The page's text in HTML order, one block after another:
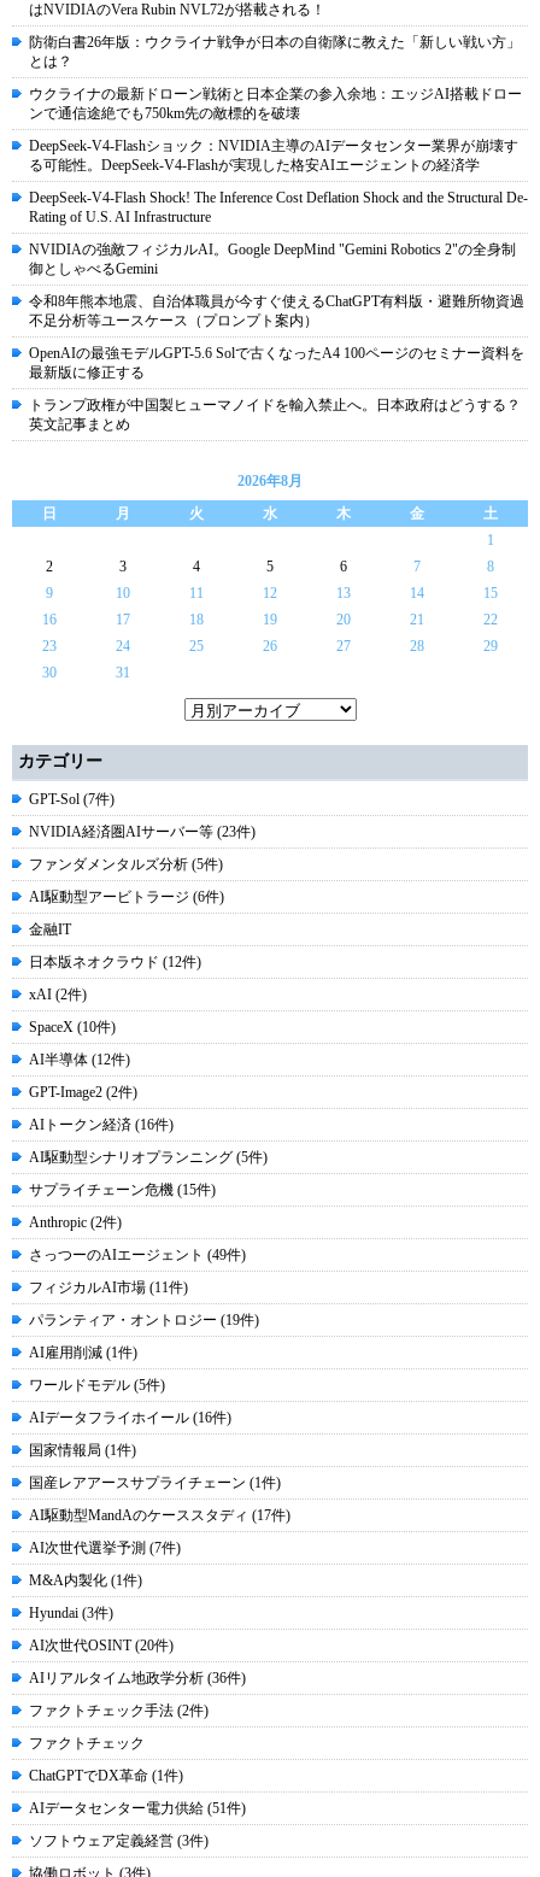
はNVIDIAのVera Rubin NVL72が搭載される！
防衛白書26年版：ウクライナ戦争が日本の自衛隊に教えた「新しい戦い方」
とは？
ウクライナの最新ドローン戦術と日本企業の参入余地：エッジAI搭載ドロー
ンで通信途絶でも750km先の敵標的を破壊
DeepSeek-V4-Flashショック：NVIDIA主導のAIデータセンター業界が崩壊す
る可能性。DeepSeek-V4-Flashが実現した格安AIエージェントの経済学
DeepSeek-V4-Flash Shock! The Inference Cost Deflation Shock and the Structural De-
Rating of U.S. AI Infrastructure
NVIDIAの強敵フィジカルAI。Google DeepMind "Gemini Robotics 2"の全身制
御としゃべるGemini
令和8年熊本地震、自治体職員が今すぐ使えるChatGPT有料版・避難所物資過
不足分析等ユースケース（プロンプト案内）
OpenAIの最強モデルGPT-5.6 Solで古くなったA4 100ページのセミナー資料を
最新版に修正する
トランプ政権が中国製ヒューマノイドを輸入禁止へ。日本政府はどうする？
英文記事まとめ
2026年8月
日
月 火 水 木 金
土
1
2
3 4 5 6 7
8
9
10 11 12 13 14
15
16
17 18 19 20 21
22
23
24 25 26 27 28
29
30
31
カテゴリー
GPT-Sol (7件)
NVIDIA経済圏AIサーバー等 (23件)
ファンダメンタルズ分析 (5件)
AI駆動型アービトラージ (6件)
金融IT
日本版ネオクラウド (12件)
xAI (2件)
SpaceX (10件)
AI半導体 (12件)
GPT-Image2 (2件)
AIトークン経済 (16件)
AI駆動型シナリオプランニング (5件)
サプライチェーン危機 (15件)
Anthropic (2件)
さっつーのAIエージェント (49件)
フィジカルAI市場 (11件)
パランティア・オントロジー (19件)
AI雇用削減 (1件)
ワールドモデル (5件)
AIデータフライホイール (16件)
国家情報局 (1件)
国産レアアースサプライチェーン (1件)
AI駆動型MandAのケーススタディ (17件)
AI次世代選挙予測 (7件)
M&A内製化 (1件)
Hyundai (3件)
AI次世代OSINT (20件)
AIリアルタイム地政学分析 (36件)
ファクトチェック手法 (2件)
ファクトチェック
ChatGPTでDX革命 (1件)
AIデータセンター電力供給 (51件)
ソフトウェア定義経営 (3件)
協働ロボット (3件)